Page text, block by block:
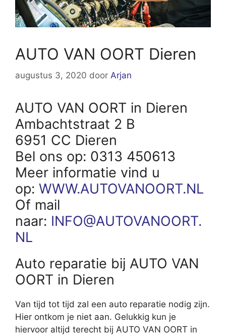
AUTO VAN OORT Dieren
augustus 3, 2020 door Arjan
AUTO VAN OORT in Dieren
Ambachtstraat 2 B
6951 CC Dieren
Bel ons op: 0313 450613
Meer informatie vind u
op: WWW.AUTOVANOORT.NL
Of mail
naar: INFO@AUTOVANOORT.
NL
Auto reparatie bij AUTO VAN
OORT in Dieren
Van tijd tot tijd zal een auto reparatie nodig zijn.
Hier ontkom je niet aan. Gelukkig kun je
hiervoor altijd terecht bij AUTO VAN OORT in